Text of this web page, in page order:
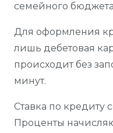
семейного
Для оформления
лишь дебетовая
происходит без
минут.
Ставка по кредиту
Проценты